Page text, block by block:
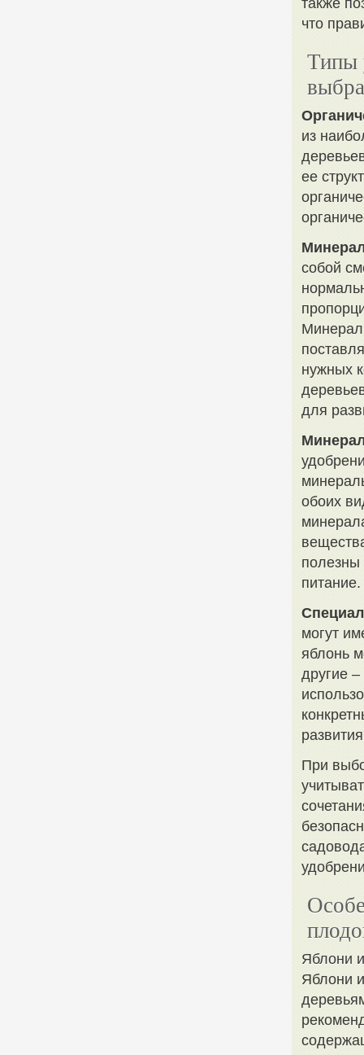
также
что
Типы
из
ее
собой
нужных
для
обоих
полезны
питание.
могут
яблонь
другие –
При
Яблони
Яблони